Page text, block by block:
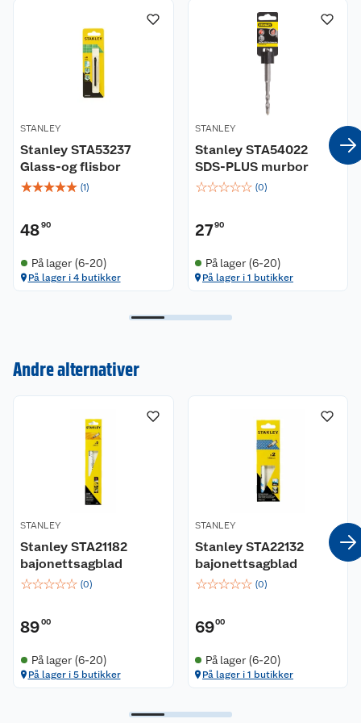
STANLEY
Stanley STA53237
Glass-og flisbor
☆☆☆☆☆ (1)
4890
På lager (6-20)
På lager i 4 butikker
STANLEY
Stanley STA54022
SDS-PLUS murbor
☆☆☆☆☆ (0)
2790
På lager (6-20)
På lager i 1 butikker
Andre alternativer
STANLEY
Stanley STA21182
bajonettsagblad
☆☆☆☆☆ (0)
8900
På lager (6-20)
På lager i 5 butikker
STANLEY
Stanley STA22132
bajonettsagblad
☆☆☆☆☆ (0)
6900
På lager (6-20)
På lager i 1 butikker
Om oss
Våre butikker
Våre merkevarer
Coop kjeder
Ledige stillinger
Kontakt oss
Reklamasjon og garanti
Ofte stilte spørsmål
Betalingsalternativer
Leveringsalternativer
Kjøpsvilkår
Åpent kjøp
Klikk og hent
Festdrakter til hele familien
Hagemøbler og utemøbler